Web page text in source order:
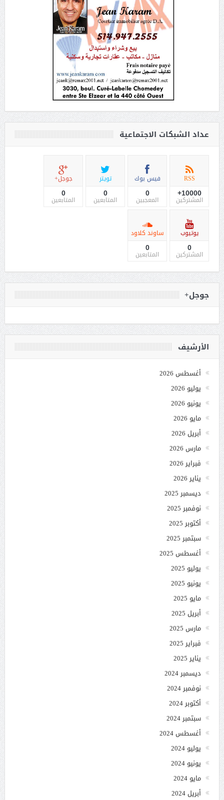
عداد الشبكات الاجتماعية
RSS
10000+
المشتركين
فيس بوك
0
المعجبين
تويتر
0
المتابعين
جوجل+
0
المتابعين
يوتيوب
0
المشتركين
ساوند كلاود
0
المتابعين
جوجل+
الأرشيف
أغسطس 2026
يوليو 2026
يونيو 2026
مايو 2026
أبريل 2026
مارس 2026
فبراير 2026
يناير 2026
ديسمبر 2025
نوفمبر 2025
أكتوبر 2025
سبتمبر 2025
أغسطس 2025
يوليو 2025
يونيو 2025
مايو 2025
أبريل 2025
مارس 2025
فبراير 2025
يناير 2025
ديسمبر 2024
نوفمبر 2024
أكتوبر 2024
سبتمبر 2024
أغسطس 2024
يوليو 2024
يونيو 2024
مايو 2024
أبريل 2024